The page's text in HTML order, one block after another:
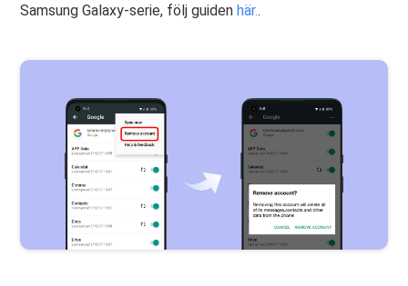
Samsung Galaxy-serie, följ guidenhär..